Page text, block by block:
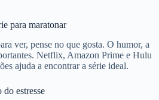
para maratonar
ver, pense no que gosta. O humor, a
Netflix, Amazon Prime e Hulu
ajuda a encontrar a série ideal.
estresse